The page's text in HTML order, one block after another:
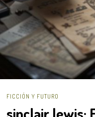
FICCIÓN Y FUTURO
sinclair lewis: